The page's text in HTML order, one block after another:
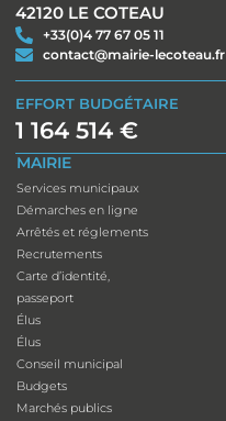
42120 LE COTEAU
+33(0)4 77 67 05 11
contact@mairie-lecoteau.fr
EFFORT BUDGÉTAIRE
1 164 514 €
MAIRIE
Services municipaux
Démarches en ligne
Arrêtés et réglements
Recrutements
Carte d’identité,
passeport
Élus
Élus
Conseil municipal
Budgets
Marchés publics